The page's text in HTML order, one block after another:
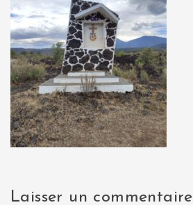
Laisser un commentaire